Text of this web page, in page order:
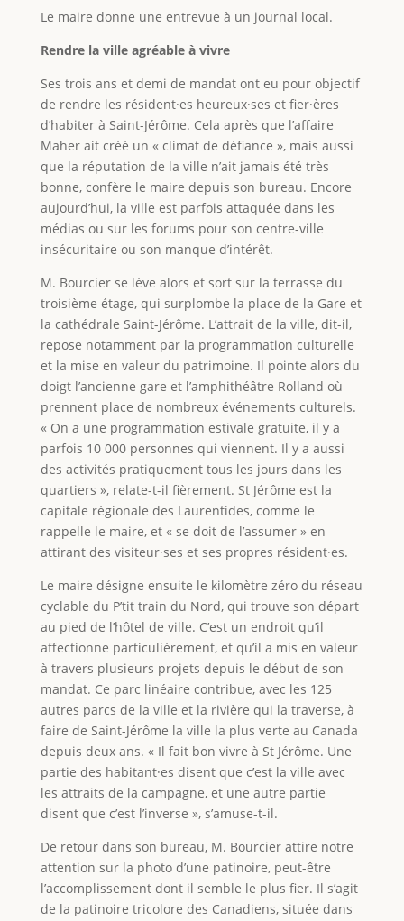
Le maire donne une entrevue à un journal local.
Rendre la ville agréable à vivre
Ses trois ans et demi de mandat ont eu pour objectif
de rendre les résident·es heureux·ses et fier·ères
d’habiter à Saint-Jérôme. Cela après que l’affaire
Maher ait créé un « climat de défiance », mais aussi
que la réputation de la ville n’ait jamais été très
bonne, confère le maire depuis son bureau. Encore
aujourd’hui, la ville est parfois attaquée dans les
médias ou sur les forums pour son centre-ville
insécuritaire ou son manque d’intérêt.
M. Bourcier se lève alors et sort sur la terrasse du
troisième étage, qui surplombe la place de la Gare et
la cathédrale Saint-Jérôme. L’attrait de la ville, dit-il,
repose notamment par la programmation culturelle
et la mise en valeur du patrimoine. Il pointe alors du
doigt l’ancienne gare et l’amphithéâtre Rolland où
prennent place de nombreux événements culturels.
« On a une programmation estivale gratuite, il y a
parfois 10 000 personnes qui viennent. Il y a aussi
des activités pratiquement tous les jours dans les
quartiers », relate-t-il fièrement. St Jérôme est la
capitale régionale des Laurentides, comme le
rappelle le maire, et « se doit de l’assumer » en
attirant des visiteur·ses et ses propres résident·es.
Le maire désigne ensuite le kilomètre zéro du réseau
cyclable du P’tit train du Nord, qui trouve son départ
au pied de l’hôtel de ville. C’est un endroit qu’il
affectionne particulièrement, et qu’il a mis en valeur
à travers plusieurs projets depuis le début de son
mandat. Ce parc linéaire contribue, avec les 125
autres parcs de la ville et la rivière qui la traverse, à
faire de Saint-Jérôme la ville la plus verte au Canada
depuis deux ans. « Il fait bon vivre à St Jérôme. Une
partie des habitant·es disent que c’est la ville avec
les attraits de la campagne, et une autre partie
disent que c’est l’inverse », s’amuse-t-il.
De retour dans son bureau, M. Bourcier attire notre
attention sur la photo d’une patinoire, peut-être
l’accomplissement dont il semble le plus fier. Il s’agit
de la patinoire tricolore des Canadiens, située dans